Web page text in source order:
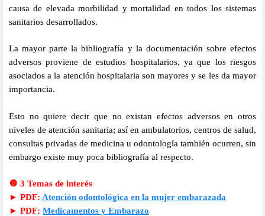
causa de elevada morbilidad y mortalidad en todos los sistemas
sanitarios desarrollados.
La mayor parte la bibliografía y la documentación sobre efectos
adversos proviene de estudios hospitalarios, ya que los riesgos
asociados a la atención hospitalaria son mayores y se les da mayor
importancia.
Esto no quiere decir que no existan efectos adversos en otros
niveles de atención sanitaria; así en ambulatorios, centros de salud,
consultas privadas de medicina u odontología también ocurren, sin
embargo existe muy poca bibliografía al respecto.
🔘 3 Temas de interés
► PDF: Atención odontológica en la mujer embarazada
► PDF: Medicamentos y Embarazo